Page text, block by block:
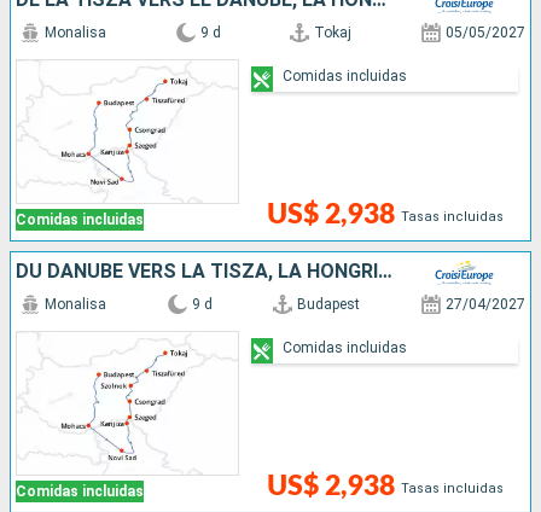
Comidas incluidas
Monalisa 9 d Tokaj 05/05/2027
US$ 2,938 Tasas incluidas
Comidas incluidas
DU DANUBE VERS LA TISZA, LA HONGRIE AUTHENTIQUE (FORMULE PORT-PORT)
Comidas incluidas
Monalisa 9 d Budapest 27/04/2027
US$ 2,938 Tasas incluidas
Comidas incluidas